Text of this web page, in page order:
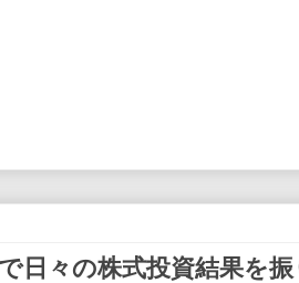
日々の株式投資結果を